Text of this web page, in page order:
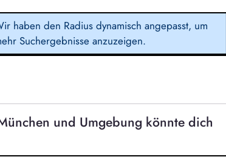
haben den Radius dynamisch angepasst, um
Suchergebnisse anzuzeigen.
und Umgebung könnte dich